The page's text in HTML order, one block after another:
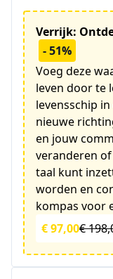
Verrijk:
- 51%
Voeg deze
leven door te
levensschip
nieuwe
en jouw
veranderen
taal kunt
worden en
kompas voor
€ 97,00€